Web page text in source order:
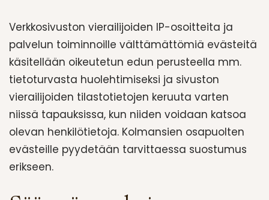
Verkkosivuston vierailijoiden IP-osoitteita ja
palvelun toiminnoille välttämättömiä evästeitä
käsitellään oikeutetun edun perusteella mm.
tietoturvasta huolehtimiseksi ja sivuston
vierailijoiden tilastotietojen keruuta varten
niissä tapauksissa, kun niiden voidaan katsoa
olevan henkilötietoja. Kolmansien osapuolten
evästeille pyydetään tarvittaessa suostumus
erikseen.